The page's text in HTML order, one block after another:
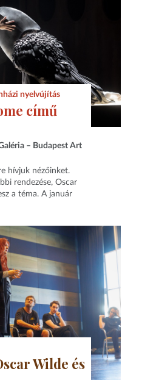
nyelvújítás
című
– Budapest Art
hívjuk nézőinket.
rendezése, Oscar
a téma. A január
Wilde és